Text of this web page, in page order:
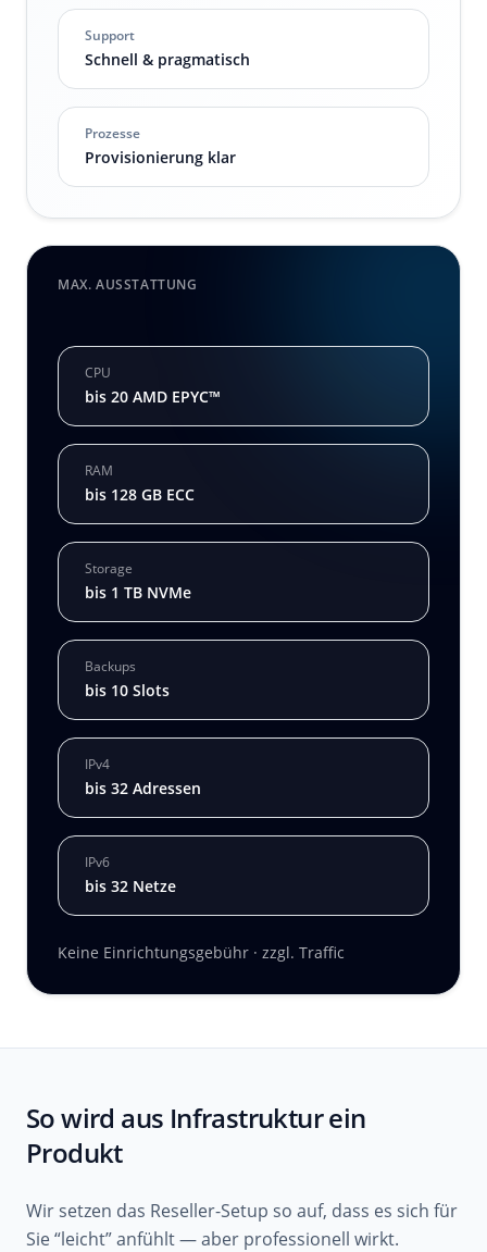
Support
Schnell & pragmatisch
Prozesse
Provisionierung klar
MAX. AUSSTATTUNG
CPU
bis 20 AMD EPYC™
RAM
bis 128 GB ECC
Storage
bis 1 TB NVMe
Backups
bis 10 Slots
IPv4
bis 32 Adressen
IPv6
bis 32 Netze
Keine Einrichtungsgebühr · zzgl. Traffic
So wird aus Infrastruktur ein
Produkt
Wir setzen das Reseller-Setup so auf, dass es sich für
Sie “leicht” anfühlt — aber professionell wirkt.